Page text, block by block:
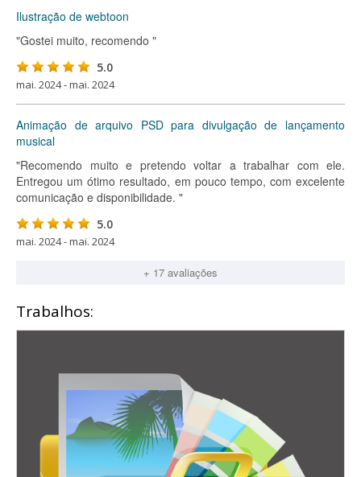
Ilustração de webtoon
"Gostei muito, recomendo "
5.0
mai. 2024 - mai. 2024
Animação de arquivo PSD para divulgação de lançamento
musical
"Recomendo muito e pretendo voltar a trabalhar com ele.
Entregou um ótimo resultado, em pouco tempo, com excelente
comunicação e disponibilidade. "
5.0
mai. 2024 - mai. 2024
+ 17 avaliações
Trabalhos: